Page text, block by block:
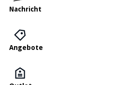
Nachricht
Angebote